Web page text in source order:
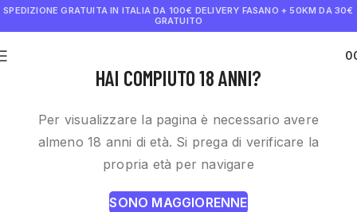
HAI COMPIUTO 18 ANNI?
Per visualizzare la pagina è necessario avere
almeno 18 anni di età. Si prega di verificare la
propria età per navigare
SONO MAGGIORENNE
SPEDIZIONE GRATUITA IN ITALIA DA 100€ DELIVERY FASANO + 50KM DA 30€
GRATUITO